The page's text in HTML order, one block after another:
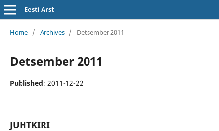
Eesti Arst
Home / Archives / Detsember 2011
Detsember 2011
Published: 2011-12-22
JUHTKIRI